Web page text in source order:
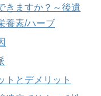
きますか？～後遺
養素/ハーブ
トとデメリット